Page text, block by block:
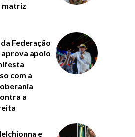
matriz
Federação
aprova apoio
com a
a
e